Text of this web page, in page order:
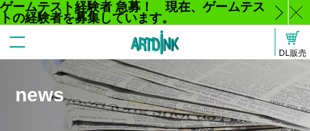
ゲームテスト経験者 急募！ 現在、ゲームテス
トの経験者を募集しています。
じ
る
DL販売
news